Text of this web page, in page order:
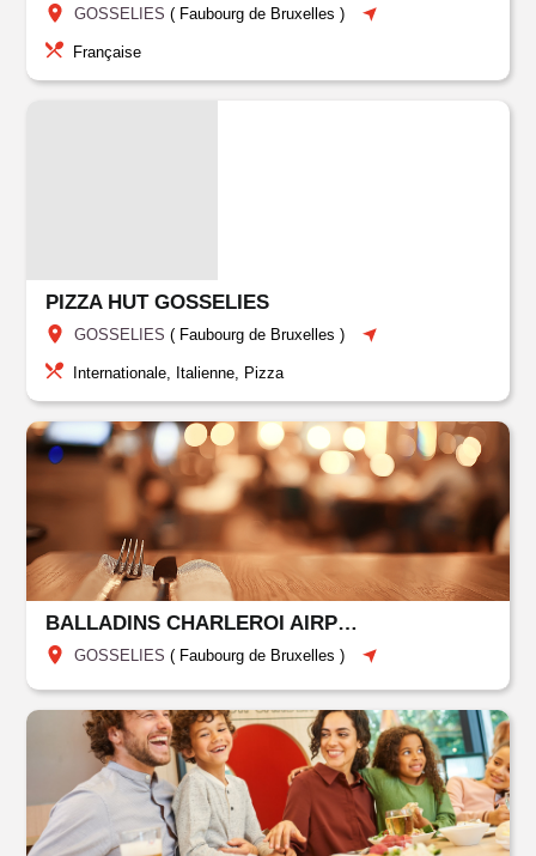
GOSSELIES ( Faubourg de Bruxelles )
Française
PIZZA HUT GOSSELIES
GOSSELIES ( Faubourg de Bruxelles )
Internationale, Italienne, Pizza
BALLADINS CHARLEROI AIRPORT
GOSSELIES ( Faubourg de Bruxelles )